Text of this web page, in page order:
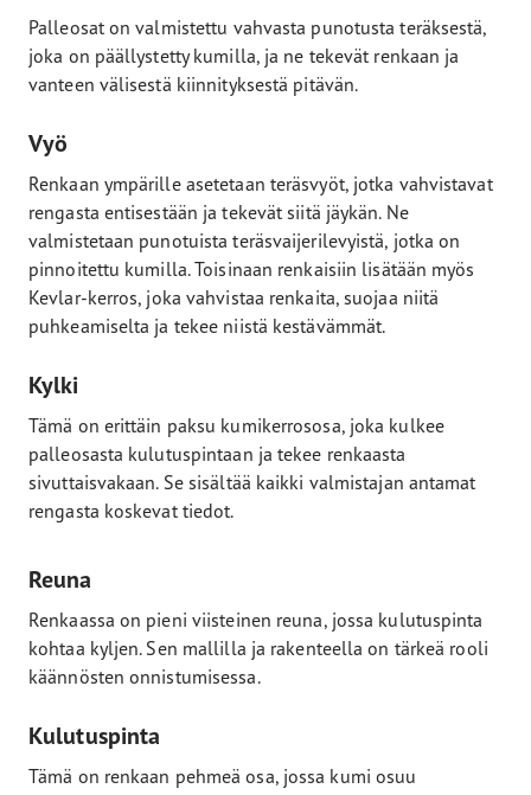
Palleosat on valmistettu vahvasta punotusta teräksestä,
joka on päällystetty kumilla, ja ne tekevät renkaan ja
vanteen välisestä kiinnityksestä pitävän.
Vyö
Renkaan ympärille asetetaan teräsvyöt, jotka vahvistavat
rengasta entisestään ja tekevät siitä jäykän. Ne
valmistetaan punotuista teräsvaijerilevyistä, jotka on
pinnoitettu kumilla. Toisinaan renkaisiin lisätään myös
Kevlar-kerros, joka vahvistaa renkaita, suojaa niitä
puhkeamiselta ja tekee niistä kestävämmät.
Kylki
Tämä on erittäin paksu kumikerrososa, joka kulkee
palleosasta kulutuspintaan ja tekee renkaasta
sivuttaisvakaan. Se sisältää kaikki valmistajan antamat
rengasta koskevat tiedot.
Reuna
Renkaassa on pieni viisteinen reuna, jossa kulutuspinta
kohtaa kyljen. Sen mallilla ja rakenteella on tärkeä rooli
käännösten onnistumisessa.
Kulutuspinta
Tämä on renkaan pehmeä osa, jossa kumi osuu